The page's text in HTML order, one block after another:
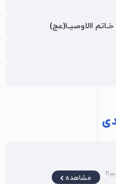
االاوصیـا(عج)
مشاهده